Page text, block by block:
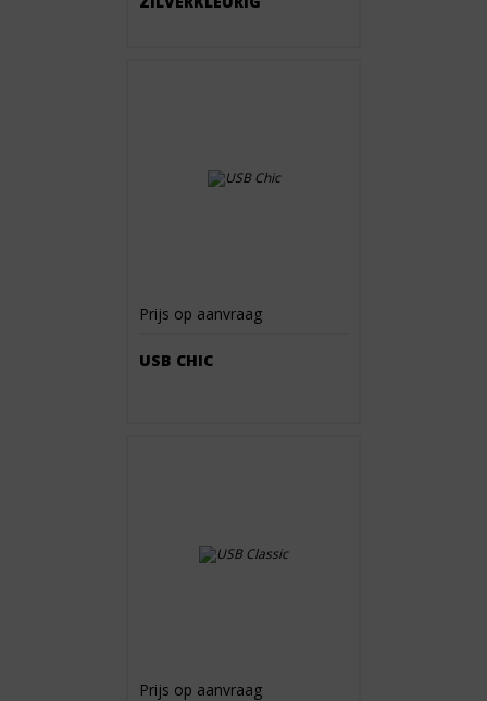
Prijs op aanvraag
USB CHIC
Prijs op aanvraag